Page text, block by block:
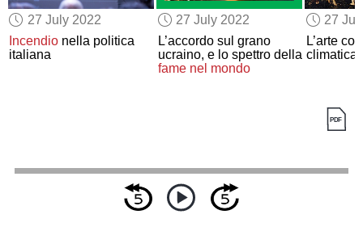
27 July 2022
Incendio nella politica
italiana
27 July 2022
L’accordo sul grano
ucraino, e lo spettro della
fame nel mondo
27
L’arte
climatica